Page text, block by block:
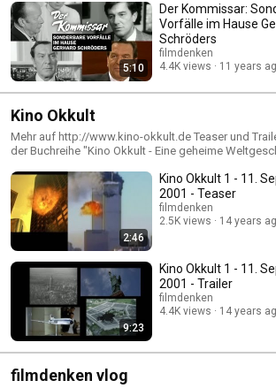
5:10
Der Kommissar:
Vorfälle im Hause
Schröders
filmdenken
4.4K views
11 years
Kino Okkult
Mehr auf http://www.kino-okkult.de Teaser und
der Buchreihe "Kino Okkult - Eine geheime
Vorgeschichte der New Yorker Terroranschläge in
und der symbolischen Tradition des Okkultismus.
Vorwissen von diesen Taten gab, dann haben
lang erträumt.
2:46
Kino Okkult 1 - 11.
2001 - Teaser
filmdenken
2.5K views
14 years
9:23
Kino Okkult 1 - 11.
2001 - Trailer
filmdenken
4.4K views
14 years
filmdenken vlog